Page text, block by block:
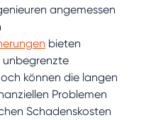
angemessen
bieten
unbegrenzte
können die langen
Problemen
Schadenskosten